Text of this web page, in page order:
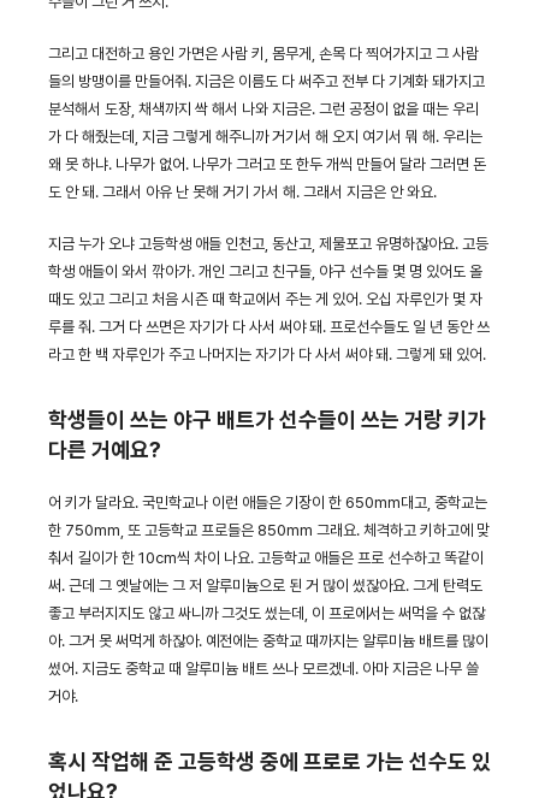
그리고 대전하고 용인 가면은 사람 키, 몸무게, 손목 다 찍어가지고 그 사람
들의 방맹이를 만들어줘. 지금은 이름도 다 써주고 전부 다 기계화 돼가지고
분석해서 도장, 채색까지 싹 해서 나와 지금은. 그런 공정이 없을 때는 우리
가 다 해줬는데, 지금 그렇게 해주니까 거기서 해 오지 여기서 뭐 해. 우리는
왜 못 하냐. 나무가 없어. 나무가 그러고 또 한두 개씩 만들어 달라 그러면 돈
도 안 돼. 그래서 아유 난 못해 거기 가서 해. 그래서 지금은 안 와요.
지금 누가 오냐 고등학생 애들 인천고, 동산고, 제물포고 유명하잖아요. 고등
학생 애들이 와서 깎아가. 개인 그리고 친구들, 야구 선수들 몇 명 있어도 올
때도 있고 그리고 처음 시즌 때 학교에서 주는 게 있어. 오십 자루인가 몇 자
루를 줘. 그거 다 쓰면은 자기가 다 사서 써야 돼. 프로선수들도 일 년 동안 쓰
라고 한 백 자루인가 주고 나머지는 자기가 다 사서 써야 돼. 그렇게 돼 있어.
학생들이 쓰는 야구 배트가 선수들이 쓰는 거랑 키가
다른 거예요?
어 키가 달라요. 국민학교나 이런 애들은 기장이 한 650mm대고, 중학교는
한 750mm, 또 고등학교 프로들은 850mm 그래요. 체격하고 키하고에 맞
춰서 길이가 한 10cm씩 차이 나요. 고등학교 애들은 프로 선수하고 똑같이
써. 근데 그 옛날에는 그 저 알루미늄으로 된 거 많이 썼잖아요. 그게 탄력도
좋고 부러지지도 않고 싸니까 그것도 썼는데, 이 프로에서는 써먹을 수 없잖
아. 그거 못 써먹게 하잖아. 예전에는 중학교 때까지는 알루미늄 배트를 많이
썼어. 지금도 중학교 때 알루미늄 배트 쓰나 모르겠네. 아마 지금은 나무 쓸
거야.
혹시 작업해 준 고등학생 중에 프로로 가는 선수도 있
었나요?